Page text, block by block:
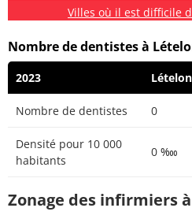
Villes où il est difficile
Nombre de dentistes à
2023 Lételon
Nombre de dentistes 0
Densité pour 10 000
habitants
0 ‱
Zonage des infirmiers